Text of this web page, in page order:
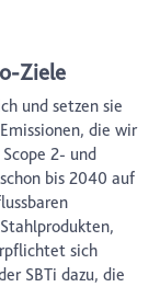
Ziele
und setzen sie
die wir
2- und
bis 2040 auf
sich
SBTi dazu, die